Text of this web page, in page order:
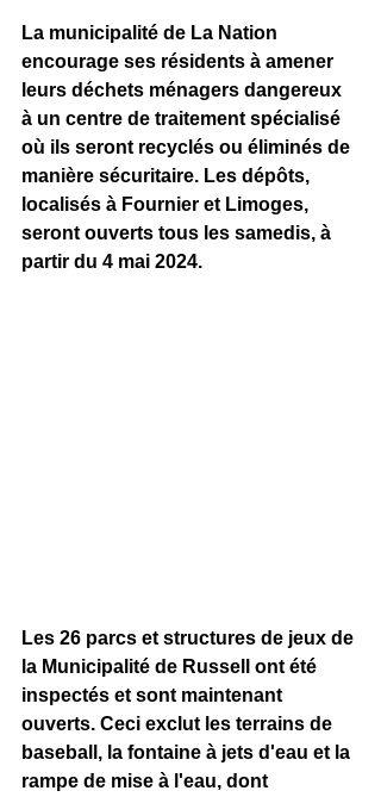
La municipalité de La Nation
encourage ses résidents à amener
leurs déchets ménagers dangereux
à un centre de traitement spécialisé
où ils seront recyclés ou éliminés de
manière sécuritaire. Les dépôts,
localisés à Fournier et Limoges,
seront ouverts tous les samedis, à
partir du 4 mai 2024.
Les 26 parcs et structures de jeux de
la Municipalité de Russell ont été
inspectés et sont maintenant
ouverts. Ceci exclut les terrains de
baseball, la fontaine à jets d'eau et la
rampe de mise à l'eau, dont